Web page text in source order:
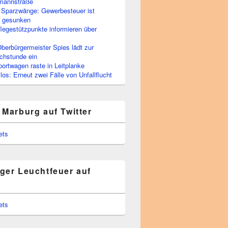
Gewerbesteuer ist
informieren über
Spies lädt zur
ein
raste in Leitplanke
Erneut zwei Fälle von Unfallflucht
Marburg auf Twitter
Leuchtfeuer auf